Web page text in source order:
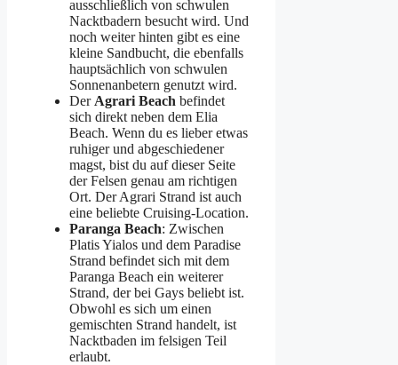
ausschließlich von schwulen
Nacktbadern besucht wird. Und
noch weiter hinten gibt es eine
kleine Sandbucht, die ebenfalls
hauptsächlich von schwulen
Sonnenanbetern genutzt wird.
Der Agrari Beach befindet
sich direkt neben dem Elia
Beach. Wenn du es lieber etwas
ruhiger und abgeschiedener
magst, bist du auf dieser Seite
der Felsen genau am richtigen
Ort. Der Agrari Strand ist auch
eine beliebte Cruising-Location.
Paranga Beach: Zwischen
Platis Yialos und dem Paradise
Strand befindet sich mit dem
Paranga Beach ein weiterer
Strand, der bei Gays beliebt ist.
Obwohl es sich um einen
gemischten Strand handelt, ist
Nacktbaden im felsigen Teil
erlaubt.